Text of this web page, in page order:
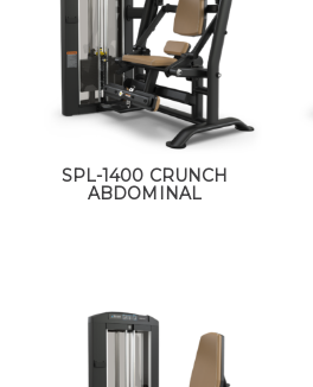
SPL-1400 CRUNCH
ABDOMINAL